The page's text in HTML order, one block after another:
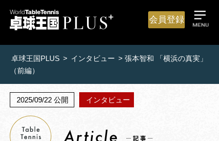
会員登録
卓球王国PLUS > インタビュー > 張本智和 「横浜の真実」
（前編）
2025/09/22 公開 インタビュー